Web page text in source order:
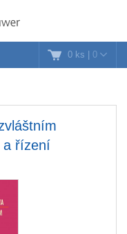
0 ks | 0
a řízení